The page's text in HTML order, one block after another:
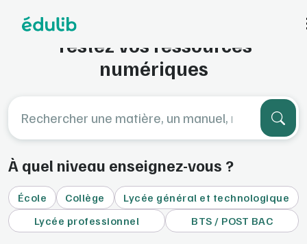
Testez vos ressources
numériques
Rechercher une matière, un manuel, numéro d’EAN, éditeur, etc...
À quel niveau enseignez-vous ?
École Collège
Lycée général et technologique
Lycée professionnel
BTS / POST BAC